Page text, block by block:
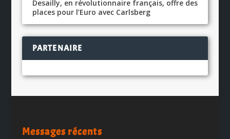
Desailly, en révolutionnaire français, offre des
places pour l’Euro avec Carlsberg
PARTENAIRE
Messages récents